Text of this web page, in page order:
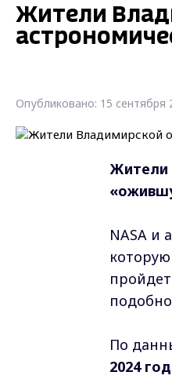
Жители
Опубликовано: 15 сентября
Жители
NASA и
По
2024